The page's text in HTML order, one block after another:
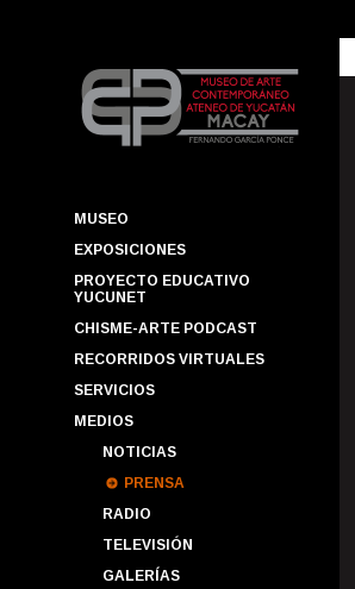
MUSEO
EXPOSICIONES
PROYECTO EDUCATIVO
YUCUNET
CHISME-ARTE PODCAST
RECORRIDOS VIRTUALES
SERVICIOS
MEDIOS
NOTICIAS
PRENSA
RADIO
TELEVISIÓN
GALERÍAS